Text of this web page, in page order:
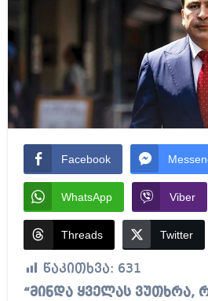
Facebook
WhatsApp Viber
Threads Twitter
წაკითხვა: 631
“მინდა ყველას ვუთხრა, რაც შეეხება